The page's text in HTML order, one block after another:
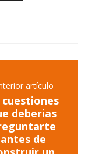
artículo
cuestiones
deberias
antes de
un